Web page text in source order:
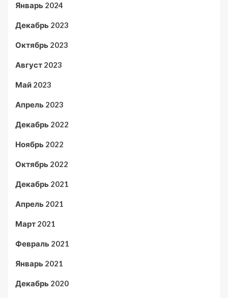
Январь 2024
Декабрь 2023
Октябрь 2023
Август 2023
Май 2023
Апрель 2023
Декабрь 2022
Ноябрь 2022
Октябрь 2022
Декабрь 2021
Апрель 2021
Март 2021
Февраль 2021
Январь 2021
Декабрь 2020